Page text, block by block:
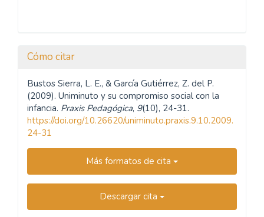
Cómo citar
Bustos Sierra, L. E., & García Gutiérrez, Z. del P.
(2009). Uniminuto y su compromiso social con la
infancia. Praxis Pedagógica, 9(10), 24-31.
https://doi.org/10.26620/uniminuto.praxis.9.10.2009.
24-31
Más formatos de cita
Descargar cita